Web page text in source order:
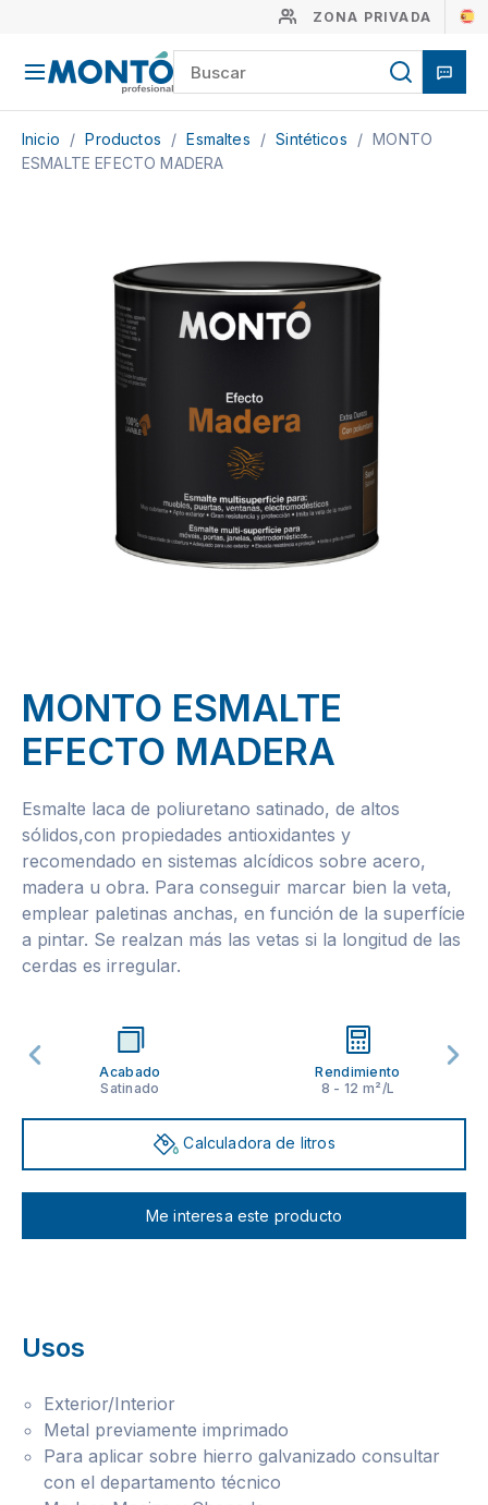
ZONA PRIVADA
Inicio / Productos / Esmaltes / Sintéticos / MONTO
ESMALTE EFECTO MADERA
MONTO ESMALTE
EFECTO MADERA
Esmalte laca de poliuretano satinado, de altos
sólidos,con propiedades antioxidantes y
recomendado en sistemas alcídicos sobre acero,
madera u obra. Para conseguir marcar bien la veta,
emplear paletinas anchas, en función de la superfície
a pintar. Se realzan más las vetas si la longitud de las
cerdas es irregular.
Acabado
Satinado
Rendimiento
8 - 12 m²/L
Calculadora de litros
Me interesa este producto
Usos
Exterior/Interior
Metal previamente imprimado
Para aplicar sobre hierro galvanizado consultar
con el departamento técnico